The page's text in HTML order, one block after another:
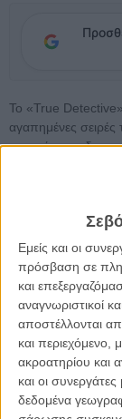
Εμείς και οι
πρόσβαση σε
και
αναγνωριστικοί
αποστέλλονται
και περιεχόμενο,
ακροατηρίου και
και οι
δεδομένα
Το «True Detective»
αγαπημένες σειρές
καταφέρει να
ακόμα και τρία
αρκετά δυνατό.
Νικ Πιζολάτο από
Να όμως που το
σεζόν η οποία θα
εξελίσσεται στην
γράψει όλα τα
αναλαμβάνει την
Διαβάστε ακόμα:
μπορούσε να